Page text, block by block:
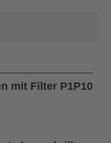
mit Filter P1P10